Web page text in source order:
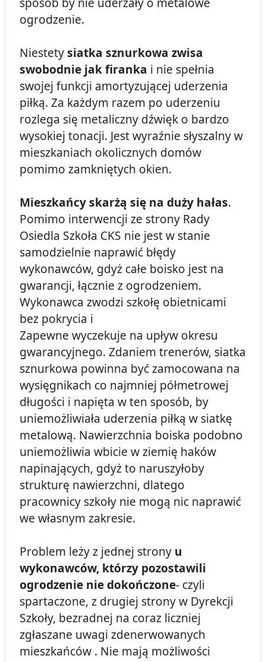
ogrodzenie.
Niestetysiatka sznurkowa zwisa
swobodnie jak firanka i nie spełnia
swojej funkcji amortyzującej uderzenia
piłką. Za każdym razem po uderzeniu
rozlega się metaliczny dźwięk o bardzo
wysokiej tonacji. Jest wyraźnie słyszalny w
mieszkaniach okolicznych domów
pomimo zamkniętych okien.
Mieszkańcy skarżą się na duży hałas.
Pomimo interwencji ze strony Rady
Osiedla Szkoła CKS nie jest w stanie
samodzielnie naprawić błędy
wykonawców, gdyż całe boisko jest na
gwarancji, łącznie z ogrodzeniem.
Wykonawca zwodzi szkołę obietnicami
bez pokrycia i
Zapewne wyczekuje na upływ okresu
gwarancyjnego. Zdaniem trenerów, siatka
sznurkowa powinna być zamocowana na
wysięgnikach co najmniej półmetrowej
długości i napięta w ten sposób, by
uniemożliwiała uderzenia piłką w siatkę
metalową. Nawierzchnia boiska podobno
uniemożliwia wbicie w ziemię haków
napinających, gdyż to naruszyłoby
strukturę nawierzchni, dlatego
pracownicy szkoły nie mogą nic naprawić
we własnym zakresie.
Problem leży z jednej strony u
wykonawców, którzy pozostawili
ogrodzenie nie dokończone- czyli
spartaczone, z drugiej strony w Dyrekcji
Szkoły, bezradnej na coraz liczniej
zgłaszane uwagi zdenerwowanych
mieszkańców . Nie mają możliwości